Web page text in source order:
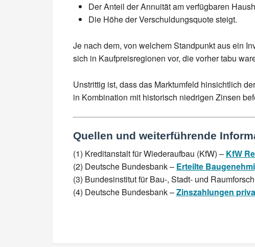
Der Anteil der Annuität am verfügbaren
Die Höhe der Verschuldungsquote steigt.
Je nach dem, von welchem Standpunkt aus ein
sich in Kaufpreisregionen vor, die vorher tabu
Unstrittig ist, dass das Marktumfeld hinsichtlich
in Kombination mit historisch niedrigen Zinsen
Quellen und weiterführende
(1) Kreditanstalt für Wiederaufbau (KfW) – KfW
(2) Deutsche Bundesbank – Erteilte
(3) Bundesinstitut für Bau-, Stadt- und
(4) Deutsche Bundesbank –Zinszahlungen